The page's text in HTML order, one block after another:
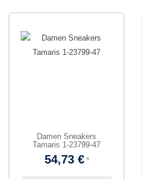
Damen Sneakers
Tamaris 1-23799-47
54,73 €